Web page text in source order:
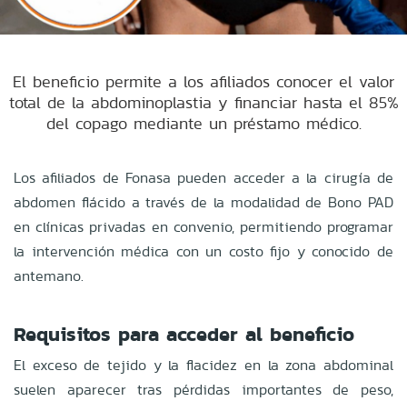
El beneficio permite a los afiliados conocer el valor
total de la abdominoplastia y financiar hasta el 85%
del copago mediante un préstamo médico.
Los afiliados de Fonasa pueden acceder a la cirugía de
abdomen flácido a través de la modalidad de Bono PAD
en clínicas privadas en convenio, permitiendo programar
la intervención médica con un costo fijo y conocido de
antemano.
Requisitos para acceder al beneficio
El exceso de tejido y la flacidez en la zona abdominal
suelen aparecer tras pérdidas importantes de peso,